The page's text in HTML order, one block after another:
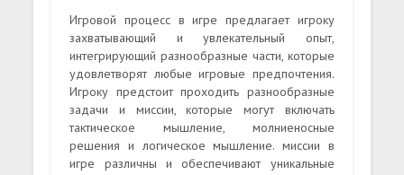
Игровой процесс в игре предлагает игроку
захватывающий и увлекательный опыт,
интегрирующий разнообразные части, которые
удовлетворят любые игровые предпочтения.
Игроку предстоит проходить разнообразные
задачи и миссии, которые могут включать
тактическое мышление, молниеносные
решения и логическое мышление. миссии в
игре различны и обеспечивают уникальные